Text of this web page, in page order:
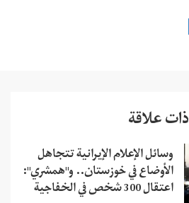
ذات علاقة
وسائل الإعلام الإيرانية تتجاهل
الأوضاع في خوزستان.. و"همشري":
اعتقال 300 شخص في الخفاجية